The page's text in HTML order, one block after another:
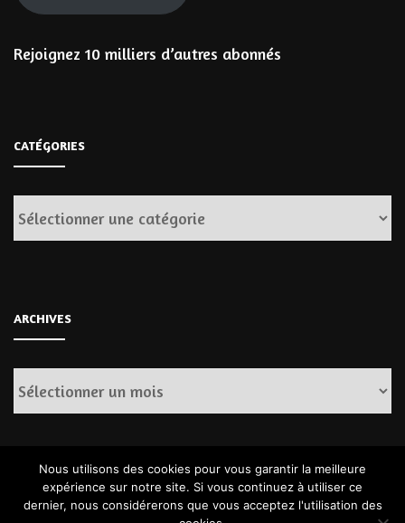
Rejoignez 10 milliers d’autres abonnés
CATÉGORIES
Catégories
ARCHIVES
Archives
Nous utilisons des cookies pour vous garantir la meilleure
expérience sur notre site. Si vous continuez à utiliser ce
dernier, nous considérerons que vous acceptez l'utilisation des